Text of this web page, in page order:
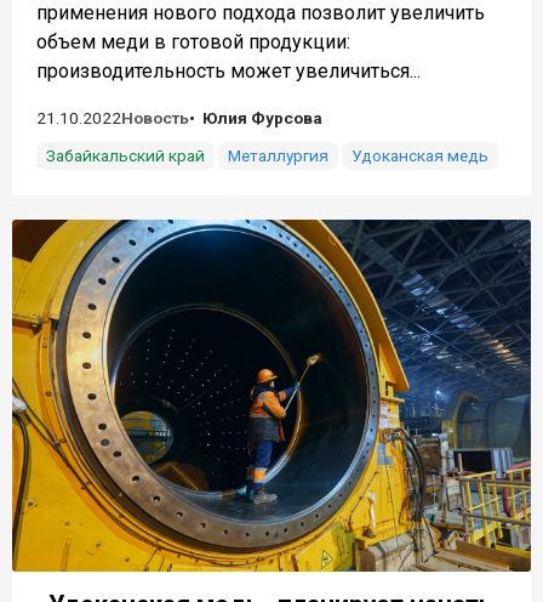
применения нового подхода позволит увеличить
объем меди в готовой продукции:
производительность может увеличиться...
21.10.2022Новость
Юлия Фурсова
Забайкальский край
Металлургия Удоканская медь